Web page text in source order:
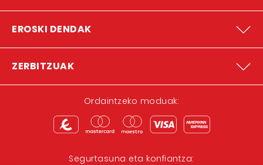
EROSKI DENDAK
ZERBITZUAK
Ordaintzeko moduak:
Segurtasuna eta konfiantza: